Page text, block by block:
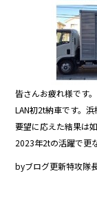
皆さんお疲れ様です。
LAN初2t納車です。
要望に応えた結果は
2023年2tの活躍で更
byブログ更新特攻隊